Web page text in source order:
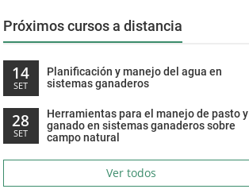
Próximos cursos a distancia
14
SET
Planificación y manejo del agua en
sistemas ganaderos
28
SET
Herramientas para el manejo de pasto y
ganado en sistemas ganaderos sobre
campo natural
Ver todos